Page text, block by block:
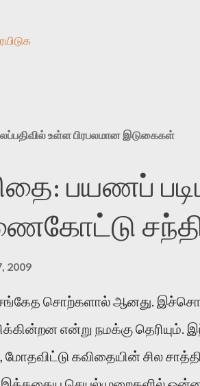
உள்ள பிரபலமான இடுகைகள்
பயணப்
2009
சொற்களால் ஆனது.
என்று நமக்கு
மோதவிட்டு கவிதையின் சில